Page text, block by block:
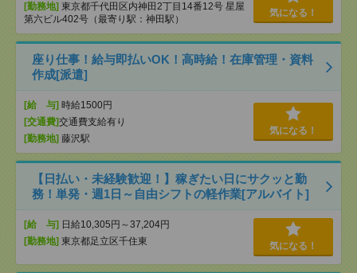
[勤務地] 東京都千代田区内神田2丁目14番12号 星屋
第六ビル402号（最寄り駅：神田駅）
気になる！
座り仕事！給与即払いOK！高時給！在庫管理・資料
作成[派遣]
[給 与] 時給1500円
[交通費]交通費支給有り
[勤務地] 藤沢駅
気になる！
【日払い・未経験歓迎！】稼ぎたい日にサクッと勤
務！単発・週1日～自由シフトの軽作業[アルバイト]
[給 与] 日給10,305円～37,204円
[勤務地] 東京都足立区千住東 気になる！